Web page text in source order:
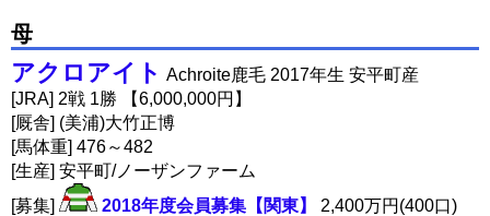
母
アクロアイト Achroite鹿毛 2017年生 安平町産
[JRA] 2戦 1勝 【6,000,000円】
[厩舎] (美浦)大竹正博
[馬体重] 476～482
[生産] 安平町/ノーザンファーム
[募集]
2018年度会員募集【関東】 2,400万円(400口)